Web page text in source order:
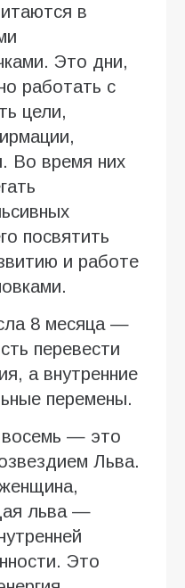
в
Это дни,
работать с
цели,
Во время них
посвятить
и работе
8 месяца —
перевести
а внутренние
перемены.
восемь — это
Льва.
льва —
Это